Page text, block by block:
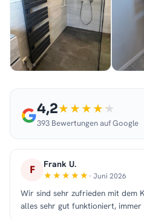
4,2
393 Bewertungen auf Google
F Frank U.
· Juni 2026
Wir sind sehr zufrieden mit dem
alles sehr gut funktioniert, immer